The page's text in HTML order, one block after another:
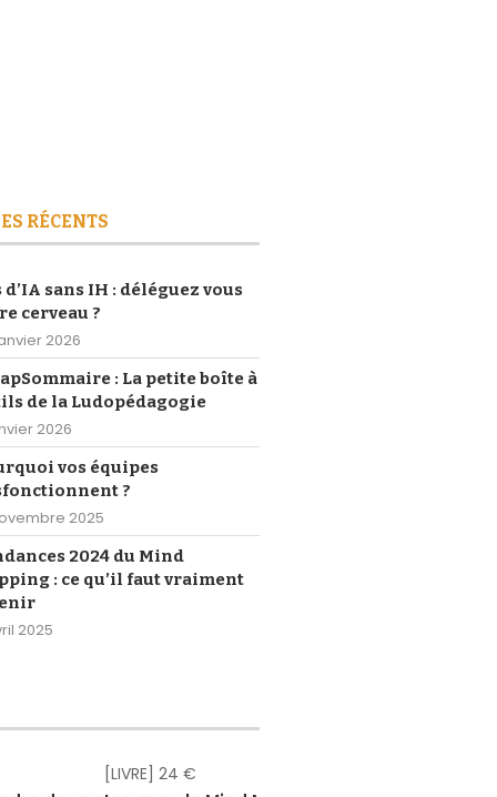
RÉCENTS
d’IA sans IH : déléguez vous
cerveau ?
2026
: La petite boîte à
de la Ludopédagogie
2026
vos équipes
?
2025
2024 du Mind
: ce qu’il faut vraiment
2025
[LIVRE] 24 €